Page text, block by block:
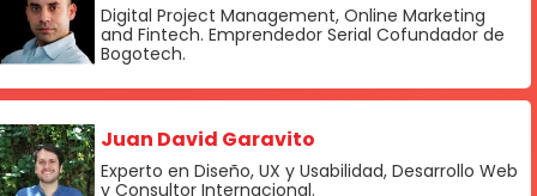
Digital Project Management, Online Marketing
and Fintech. Emprendedor Serial Cofundador de
Bogotech.
Juan David Garavito
Experto en Diseño, UX y Usabilidad, Desarrollo Web
y Consultor Internacional.